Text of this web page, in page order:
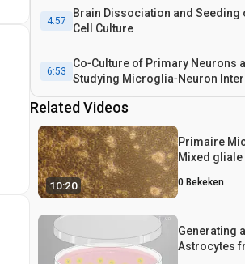
4:57
Brain Dissociation and Seeding
Cell Culture
6:53
Co‐Culture of Primary Neurons
Studying Microglia‐Neuron
Related Videos
10:20
Primaire
Mixed gliale
0 Bekeken
Generating
Astrocytes